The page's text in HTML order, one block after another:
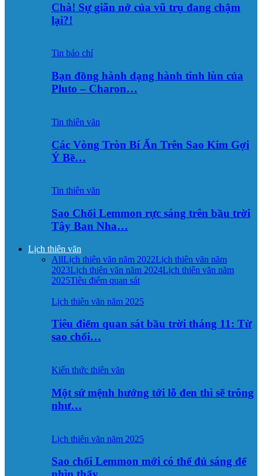
Chà! Sự giãn nở của vũ trụ đang chậm
lại?!
Tin báo chí
Bạn đồng hành dạng hành tinh lùn của
Pluto – Charon…
Tin thiên văn
Các Vòng Tròn Bí Ẩn Trên Sao Kim Gợi
Ý Bề…
Tin thiên văn
Sao Chổi Lemmon rực sáng trên bầu trời
Tây Ban Nha…
Lịch thiên văn
AllLịch thiên văn năm 2022Lịch thiên văn năm
2023Lịch thiên văn năm 2024Lịch thiên văn năm
2025Tiêu điểm quan sát
Lịch thiên văn năm 2025
Tiêu điểm quan sát bầu trời tháng 11: Từ
sao chổi…
Kiến thức thiên văn
Một sứ mệnh hướng tới lỗ đen thì sẽ trông
như…
Lịch thiên văn năm 2025
Sao chổi Lemmon mới có thể đủ sáng để